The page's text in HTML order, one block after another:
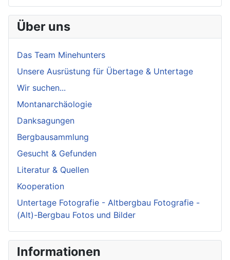
Über uns
Das Team Minehunters
Unsere Ausrüstung für Übertage & Untertage
Wir suchen...
Montanarchäologie
Danksagungen
Bergbausammlung
Gesucht & Gefunden
Literatur & Quellen
Kooperation
Untertage Fotografie - Altbergbau Fotografie -
(Alt)-Bergbau Fotos und Bilder
Informationen